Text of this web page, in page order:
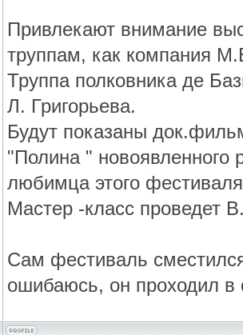
Привлекают внимание
труппам, как компания
Труппа полковника де
Л. Григорьева.
Будут показаны
"Полина " новоявленного
любимца этого
Мастер -класс проведет
Сам фестиваль
ошибаюсь, он проходил